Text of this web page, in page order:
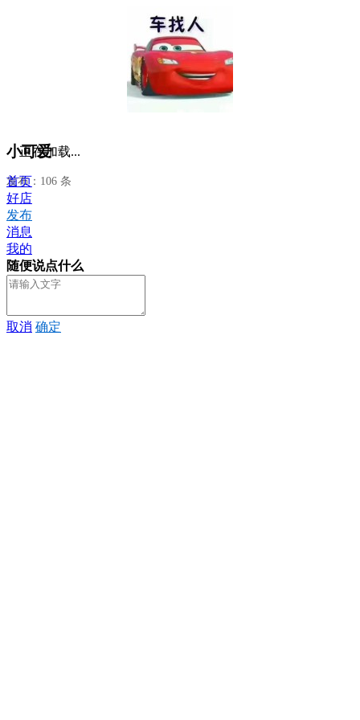
小可爱
发布：106 条
正在加载...
首页
好店
发布
消息
我的
随便说点什么
取消 确定